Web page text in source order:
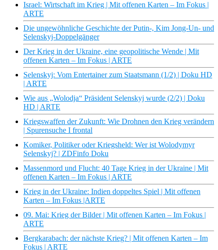
Israel: Wirtschaft im Krieg | Mit offenen Karten – Im Fokus |
ARTE
Die ungewöhnliche Geschichte der Putin-, Kim Jong-Un- und
Selenskyj-Doppelgänger
Der Krieg in der Ukraine, eine geopolitische Wende | Mit
offenen Karten – Im Fokus | ARTE
Selenskyj: Vom Entertainer zum Staatsmann (1/2) | Doku HD
| ARTE
Wie aus „Wolodja“ Präsident Selenskyj wurde (2/2) | Doku
HD | ARTE
Kriegswaffen der Zukunft: Wie Drohnen den Krieg verändern
| Spurensuche I frontal
Komiker, Politiker oder Kriegsheld: Wer ist Wolodymyr
Selenskyj? | ZDFinfo Doku
Massenmord und Flucht: 40 Tage Krieg in der Ukraine | Mit
offenen Karten – Im Fokus | ARTE
Krieg in der Ukraine: Indien doppeltes Spiel | Mit offenen
Karten – Im Fokus |ARTE
09. Mai: Krieg der Bilder | Mit offenen Karten – Im Fokus |
ARTE
Bergkarabach: der nächste Krieg? | Mit offenen Karten – Im
Fokus | ARTE